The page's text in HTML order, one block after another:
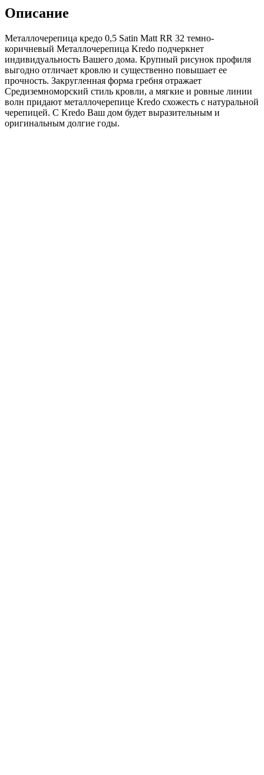
Matt
RR
темно-
коричневый
Описание
Металлочерепица кредо 0,5 Satin Мatt RR 32 темно-
коричневый Металлочерепица Kredo подчеркнет
индивидуальность Вашего дома. Крупный рисунок профиля
выгодно отличает кровлю и существенно повышает ее
прочность. Закругленная форма гребня отражает
Средиземноморский стиль кровли, а мягкие и ровные линии
волн придают металлочерепице Kredo схожесть с натуральной
черепицей. С Kredo Ваш дом будет выразительным и
оригинальным долгие годы.